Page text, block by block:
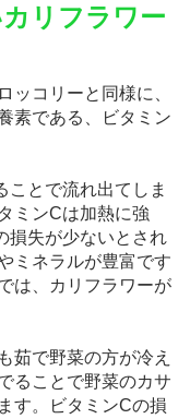
リフラワー
ッコリーと同様に、
素である、ビタミン
ことで流れ出てしま
ミンCは加熱に強
損失が少ないとされ
ミネラルが豊富です
は、カリフラワーが
茹で野菜の方が冷え
ることで野菜のカサ
す。ビタミンCの損